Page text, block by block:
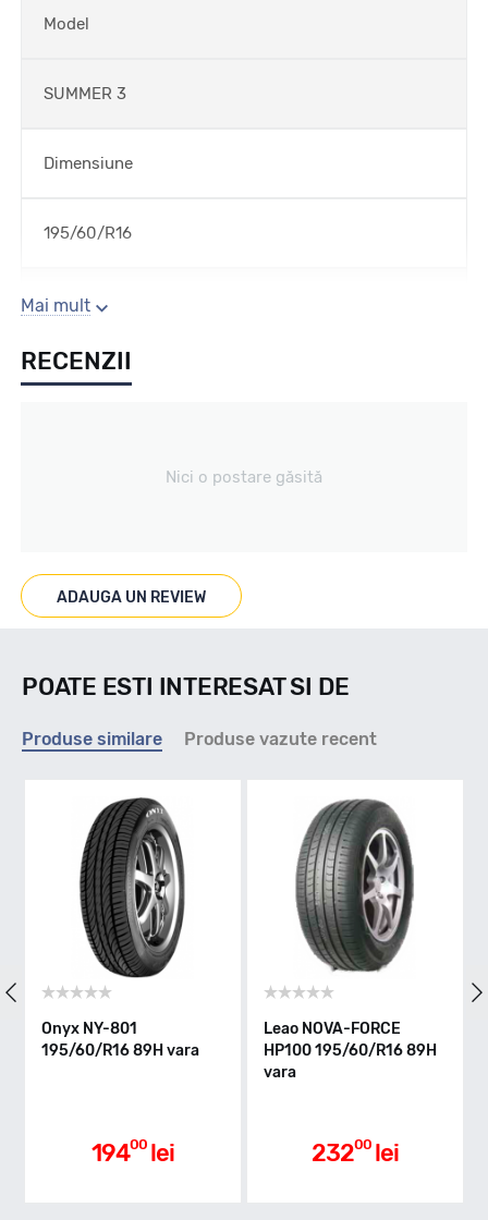
Model
SUMMER 3
Dimensiune
195/60/R16
Sezon
Vara
Marcat M+S
Indice viteza
V - max 240km/h
Indice greutate
Aderenta pe carosabil ud
Mai mult
RECENZII
Nici o postare găsită
ADAUGA UN REVIEW
POATE ESTI INTERESAT SI DE
Produse similare Produse vazute recent
Onyx NY-801
195/60/R16 89H vara
19400 lei
Leao NOVA-FORCE
HP100 195/60/R16 89H
vara
23200 lei